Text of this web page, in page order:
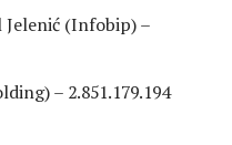
Jelenić (Infobip) –
– 2.851.179.194